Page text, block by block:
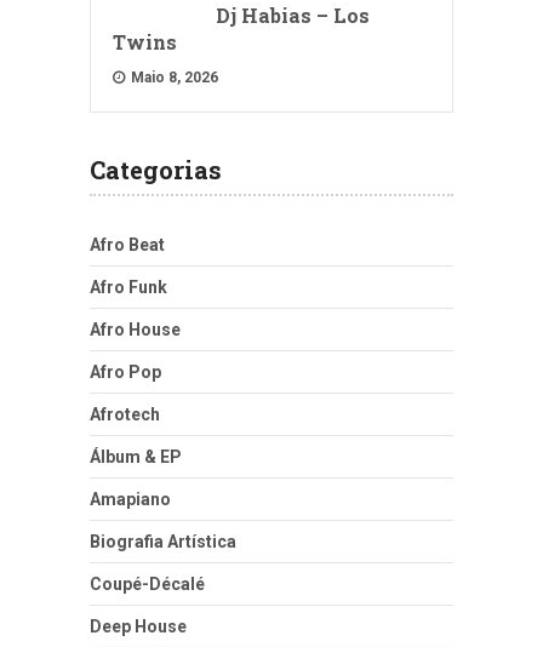
Dj Habias – Los
Twins
Maio 8, 2026
Categorias
Afro Beat
Afro Funk
Afro House
Afro Pop
Afrotech
Álbum & EP
Amapiano
Biografia Artística
Coupé-Décalé
Deep House